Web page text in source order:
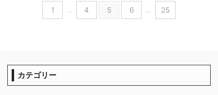
1 … 4 5 6 … 25
カテゴリー